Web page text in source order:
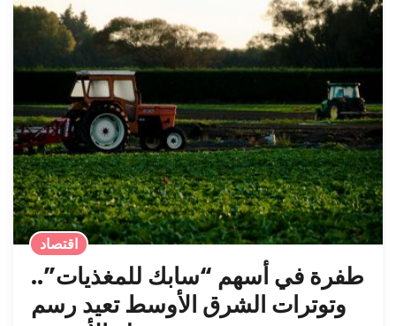
اقتصاد
طفرة في أسهم “سابك للمغذيات”..
وتوترات الشرق الأوسط تعيد رسم